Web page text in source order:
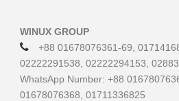
WINUX GROUP
+88 01678076361-69,
02222291538, 02222294153,
WhatsApp Number: +88
01678076368, 01711336825